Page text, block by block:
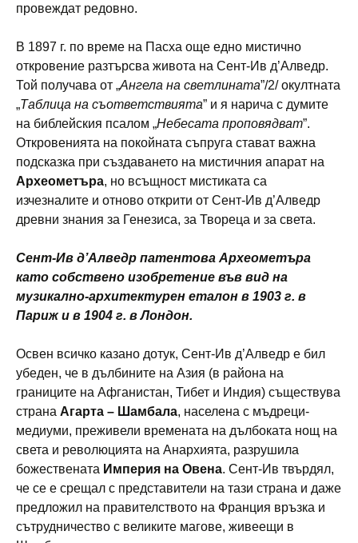
провеждат редовно.
В 1897 г. по време на Пасха още едно мистично
откровение разтърсва живота на Сент-Ив д’Алведр.
Той получава от „Ангела на светлината”/2/ окултната
„Таблица на съответствията” и я нарича с думите
на библейския псалом „Небесата проповядват”.
Откровенията на покойната съпруга стават важна
подсказка при създаването на мистичния апарат на
Археометъра, но всъщност мистиката са
изчезналите и отново открити от Сент-Ив д’Алведр
древни знания за Генезиса, за Твореца и за света.
Сент-Ив д’Алведр патентова Археометъра
като собствено изобретение във вид на
музикално-архитектурен еталон в 1903 г. в
Париж и в 1904 г. в Лондон.
Освен всичко казано дотук, Сент-Ив д’Алведр е бил
убеден, че в дълбините на Азия (в района на
границите на Афганистан, Тибет и Индия) съществува
страна Агарта – Шамбала, населена с мъдреци-
медиуми, преживели времената на дълбоката нощ на
света и революцията на Анархията, разрушила
божествената Империя на Овена. Сент-Ив твърдял,
че се е срещал с представители на тази страна и даже
предложил на правителството на Франция връзка и
сътрудничество с великите магове, живеещи в